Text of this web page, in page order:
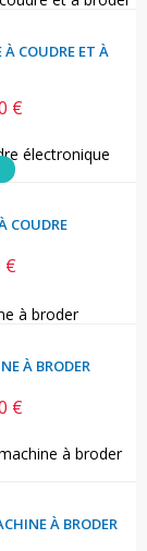
COUDRE ET À
€
COUDRE
€
À BRODER
€
À BRODER